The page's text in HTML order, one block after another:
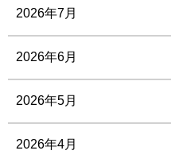
2026年7月
2026年6月
2026年5月
2026年4月